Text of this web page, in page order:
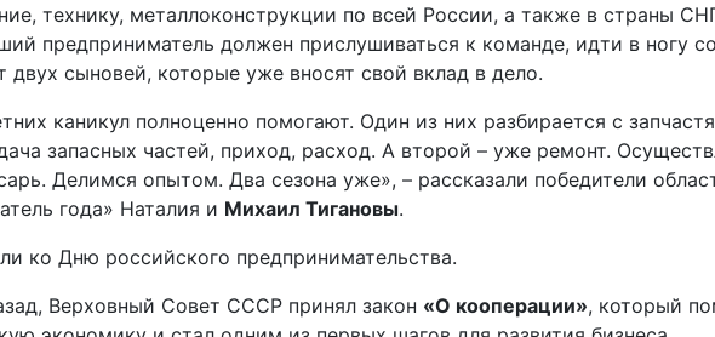
технику, металлоконструкции по всей России, а также в страны
предприниматель должен прислушиваться к команде, идти в ногу
сыновей, которые уже вносят свой вклад в дело.
каникул полноценно помогают. Один из них разбирается с
запасных частей, приход, расход. А второй – уже ремонт.
Делимся опытом. Два сезона уже», – рассказали победители
года» Наталия и Михаил Тигановы.
ко Дню российского предпринимательства.
Верховный Совет СССР принял закон «О кооперации», который